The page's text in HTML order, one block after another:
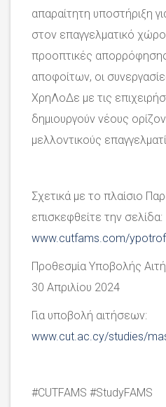
απαραίτητη υποστήριξη
στον επαγγελματικό
προοπτικές
αποφοίτων, οι
ΧρηΛοΔε με τις
δημιουργούν νέους
μελλοντικούς
Σχετικά με το πλαίσιο
επισκεφθείτε την σελίδα:
www.cutfams.com/
Προθεσμία Υποβολής
30 Απριλίου 2024
Για υποβολή αιτήσεων:
www.cut.ac.cy/studies/
#CUTFAMS #StudyFAMS